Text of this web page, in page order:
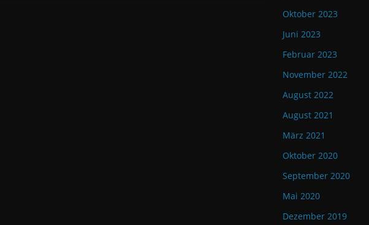
Oktober 2023
Juni 2023
Februar 2023
November 2022
August 2022
August 2021
März 2021
Oktober 2020
September 2020
Mai 2020
Dezember 2019